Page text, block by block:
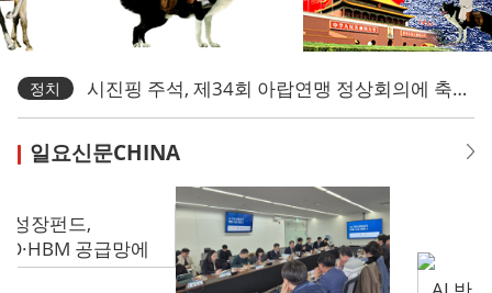
한만중, "역사를 잊은 민족에게 내일은 없다."
정치
정치 시진핑 주석, 타술라스 그리스 신임 대통령에 축전
경제 1-2월 베이징 지역 민영 기업 수출 35% 증가
윈난 양비, 디지털 블루베리 재배 기지, 수확 열기 가득
일요신문CHINA
정부, 자율형 ‘에이전틱
AI’ 핵심기술 개발 착수
국민성장펀드,
OLED·HBM 공급망에
1조3500억 원 지원